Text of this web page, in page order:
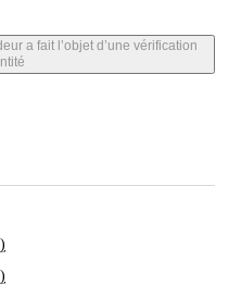
a fait l’objet d’une vérification
)
)